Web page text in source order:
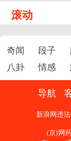
滚动
奇闻 段子
八卦
情感
导航
新浪网违
(京)网